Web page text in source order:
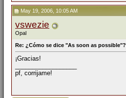
May 19, 2006, 10:05 AM
vswezie
Opal
Re: ¿Cómo se dice "As soon as possible"?
¡Gracias!
pf, corrijame!